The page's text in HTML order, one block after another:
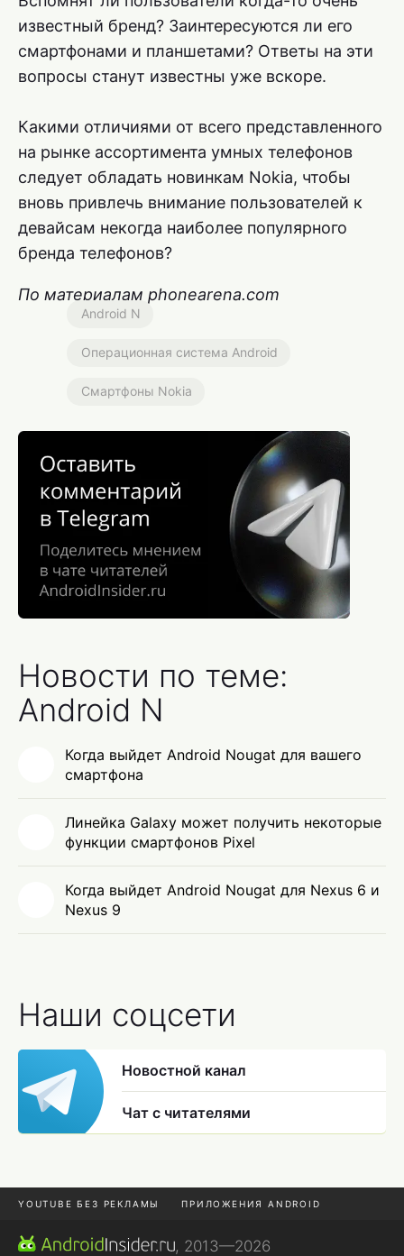
известный бренд? Заинтересуются ли его
смартфонами и планшетами? Ответы на эти
вопросы станут известны уже вскоре.
Какими отличиями от всего представленного
на рынке ассортимента умных телефонов
следует обладать новинкам Nokia, чтобы
вновь привлечь внимание пользователей к
девайсам некогда наиболее популярного
бренда телефонов?
По материалам phonearena.com
Android N
Операционная система Android
Смартфоны Nokia
Новости по теме:
Android N
Когда выйдет Android Nougat для вашего
смартфона
Линейка Galaxy может получить некоторые
функции смартфонов Pixel
Когда выйдет Android Nougat для Nexus 6 и
Nexus 9
Наши соцсети
Новостной канал
Чат с читателями
YOUTUBE БЕЗ РЕКЛАМЫ ПРИЛОЖЕНИЯ ANDROID
МЕССЕНДЖЕРЫ ONE UI 8.5
, 2013—2026